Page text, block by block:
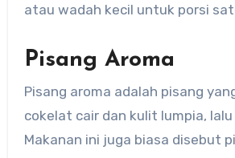
atau wadah kecil untuk porsi
Pisang Aroma
Pisang aroma adalah pisang
cokelat cair dan kulit lumpia, lalu
Makanan ini juga biasa disebut